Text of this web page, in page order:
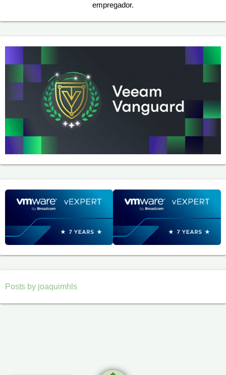
empregador.
Posts by joaquimhls